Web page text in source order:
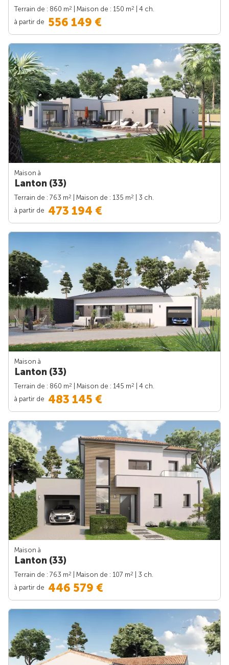
Terrain de : 860 m2 | Maison de : 150 m2
| 4 ch.
à partir de 556 149 €
Maison à
Lanton (33)
Terrain de : 763 m2 | Maison de : 135 m2
| 3 ch.
à partir de 473 194 €
Maison à
Lanton (33)
Terrain de : 860 m2 | Maison de : 145 m2
| 4 ch.
à partir de 483 145 €
Maison à
Lanton (33)
Terrain de : 763 m2 | Maison de : 107 m2
| 3 ch.
à partir de 446 579 €